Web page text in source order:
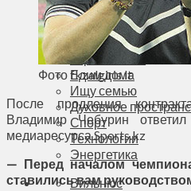
Деньги
Визиты
Выборы
Агроновости
Едим дома
Ищу семью
Духовное
Спорт
Технологии
Энергетика
Вильнюс
Фото fkzalgiris.lt
После продления
Владимир Чебурин
медиаресурса Sports.kz
— Перед началом
ставились вам